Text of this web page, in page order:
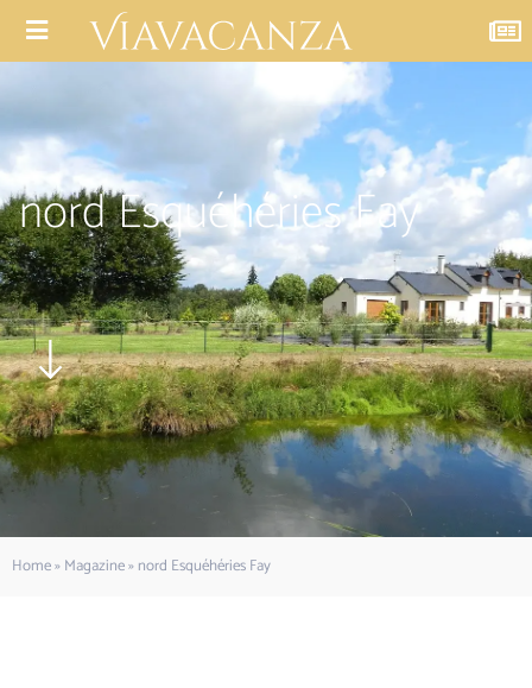
nord Esquéhéries Fay
Home»Magazine»nord Esquéhéries Fay